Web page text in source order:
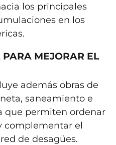
los principales
en los
MEJORAR EL
además obras de
saneamiento e
que permiten ordenar
complementar el
de desagües.